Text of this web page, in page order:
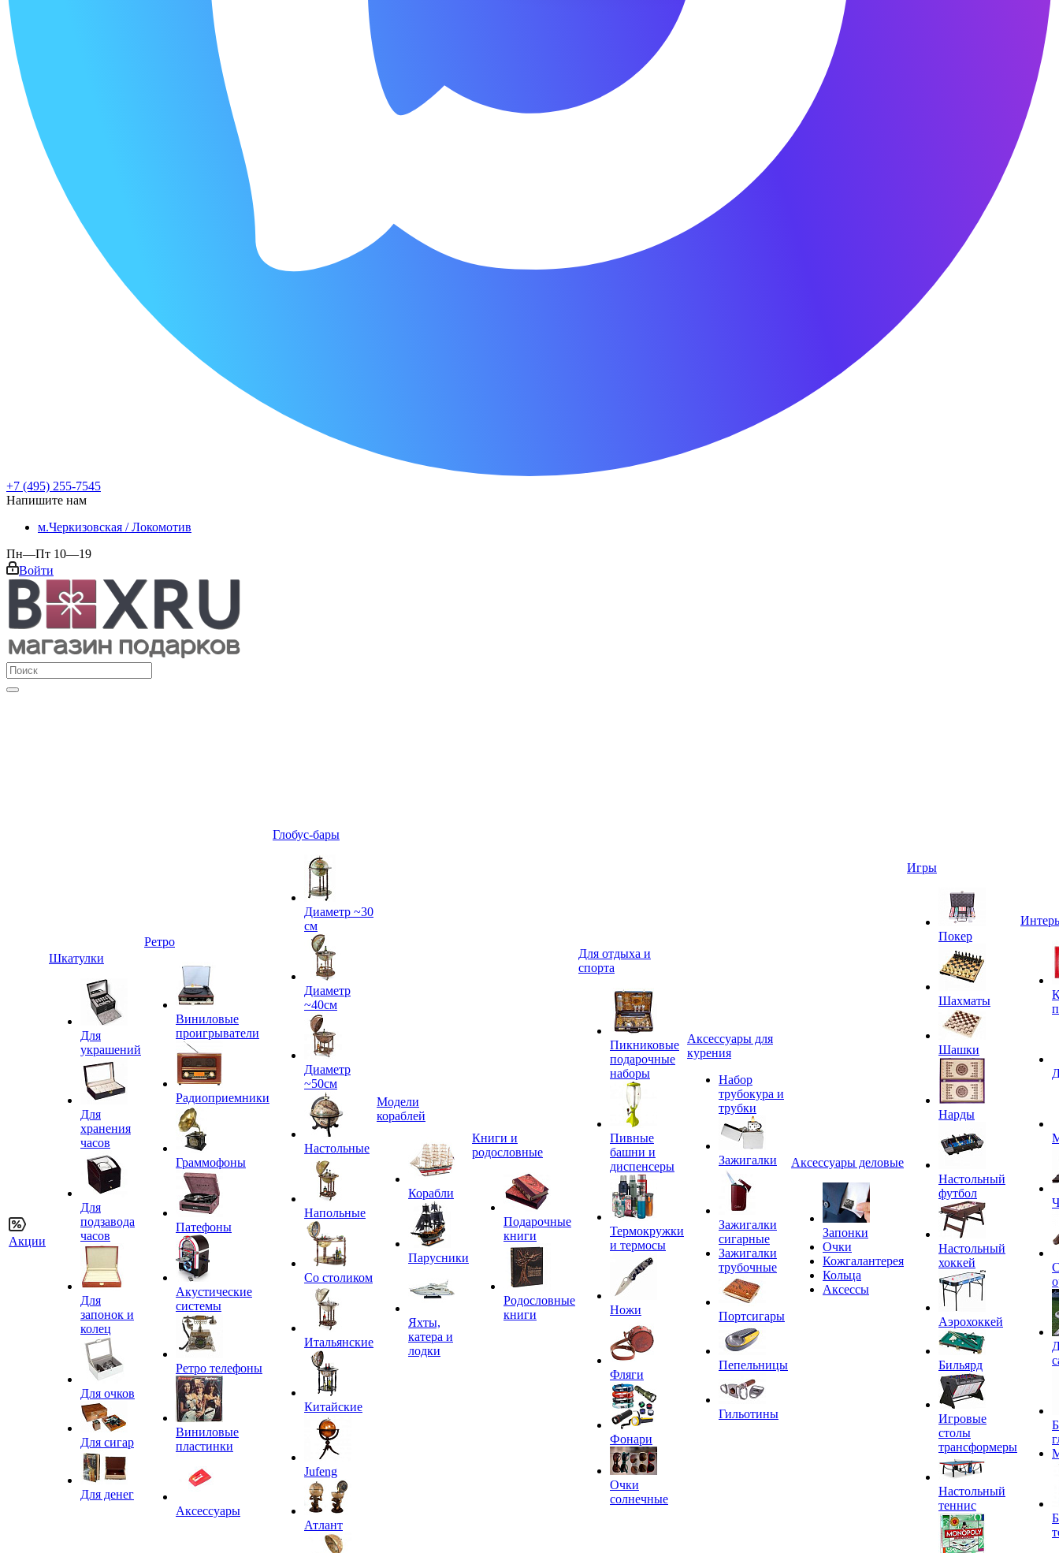
+7 (495) 255-7545
Напишите нам
м.Черкизовская / Локомотив
Пн—Пт 10—19
Войти
Акции
Шкатулки
Для
украшений
Для
хранения
часов
Для
подзавода
часов
Для
запонок и
колец
Для очков
Для сигар
Для денег
Ретро
Виниловые
проигрыватели
Радиоприемники
Граммофоны
Патефоны
Акустические
системы
Ретро телефоны
Виниловые
пластинки
Аксессуары
Глобус-бары
Диаметр ~30
см
Диаметр
~40см
Диаметр
~50см
Настольные
Напольные
Со столиком
Итальянские
Китайские
Jufeng
Атлант
Модели
кораблей
Корабли
Парусники
Яхты,
катера и
лодки
Книги и
родословные
Подарочные
книги
Родословные
книги
Для отдыха и
спорта
Пикниковые
подарочные
наборы
Пивные
башни и
диспенсеры
Термокружки
и термосы
Ножи
Фляги
Фонари
Очки
солнечные
Аксессуары для
курения
Набор
трубокура и
трубки
Зажигалки
Зажигалки
сигарные
Зажигалки
трубочные
Портсигары
Пепельницы
Гильотины
Аксессуары деловые
Запонки
Очки
Кожгалантерея
Кольца
Аксессы
Игры
Покер
Шахматы
Шашки
Нарды
Настольный
футбол
Настольный
хоккей
Аэрохоккей
Бильярд
Игровые
столы
трансформеры
Настольный
теннис